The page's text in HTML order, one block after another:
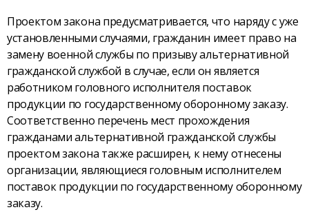
Проектом закона предусматривается, что наряду с уже
установленными случаями, гражданин имеет право на
замену военной службы по призыву альтернативной
гражданской службой в случае, если он является
работником головного исполнителя поставок
продукции по государственному оборонному заказу.
Соответственно перечень мест прохождения
гражданами альтернативной гражданской службы
проектом закона также расширен, к нему отнесены
организации, являющиеся головным исполнителем
поставок продукции по государственному оборонному
заказу.